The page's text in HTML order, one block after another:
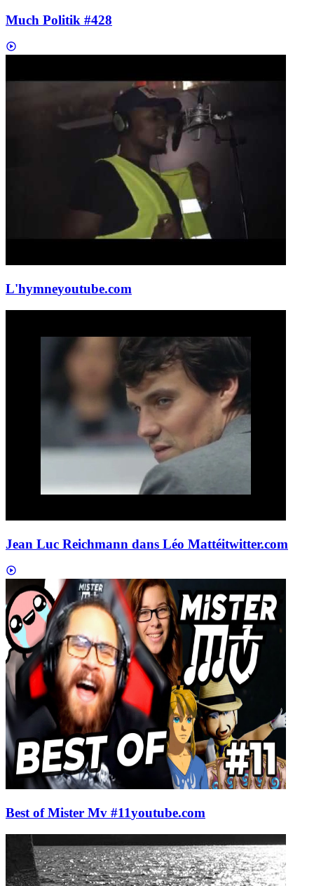
Much Politik #428
L'hymneyoutube.com
Jean Luc Reichmann dans Léo Mattéitwitter.com
Best of Mister Mv #11youtube.com